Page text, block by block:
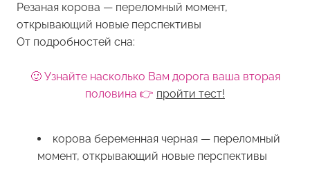
Резаная корова — переломный момент,
открывающий новые перспективы
От подробностей сна:
🙂 Узнайте насколько Вам дорога ваша вторая
половина 👉 пройти тест!
корова беременная черная — переломный
момент, открывающий новые перспективы